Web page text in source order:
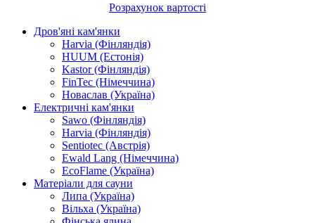
Розрахунок вартості
Дров'яні кам'янки
Harvia (Фінляндія)
HUUM (Естонія)
Kastor (Фінляндія)
FinTec (Німеччина)
Новаслав (Україна)
Електричні кам'янки
Sawo (Фінляндія)
Harvia (Фінляндія)
Sentiotec (Австрія)
Ewald Lang (Німеччина)
EcoFlame (Україна)
Матеріали для сауни
Липа (Україна)
Вільха (Україна)